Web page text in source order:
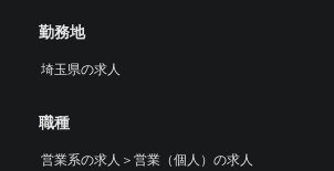
勤務地
埼玉県の求人
職種
営業系の求人 ＞ 営業（個人）の求人